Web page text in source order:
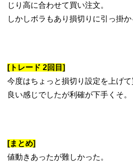
じり高に合わせて買い注文。
しかしボラもあり損切りに引っ掛か
[トレード 2回目]
今度はちょっと損切り設定を上げて
良い感じでしたが利確が下手くそ。
[まとめ]
値動きあったが難しかった。